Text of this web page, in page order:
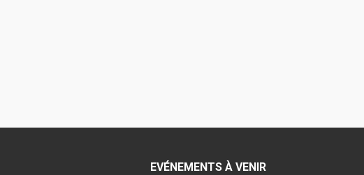
EVÉNEMENTS À VENIR